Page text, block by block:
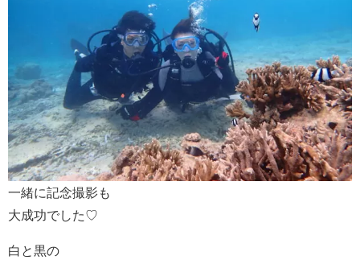
一緒に記念撮影も
大成功でした♡
白と黒の